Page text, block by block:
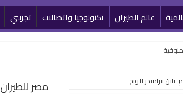
عالم الطيران تكنولوجيا واتصالات تجربتي
بيراميدز لاونج مصر للطيران